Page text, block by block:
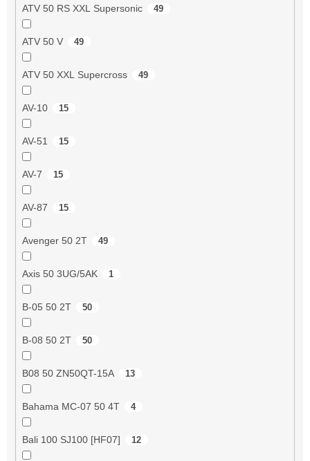
ATV 50 RS XXL Supersonic 49
ATV 50 V 49
ATV 50 XXL Supercross 49
AV-10 15
AV-51 15
AV-7 15
AV-87 15
Avenger 50 2T 49
Axis 50 3UG/5AK 1
B-05 50 2T 50
B-08 50 2T 50
B08 50 ZN50QT-15A 13
Bahama MC-07 50 4T 4
Bali 100 SJ100 [HF07] 12